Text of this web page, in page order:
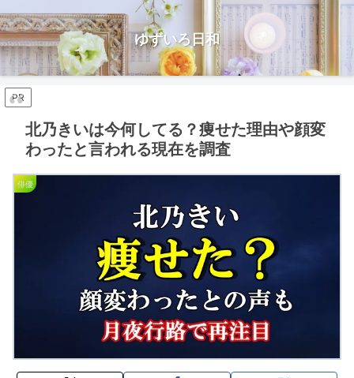
ゆずいろ日和
PR
北乃きいは今何してる？痩せた理由や顔変
わったと言われる現在を調査
俳優